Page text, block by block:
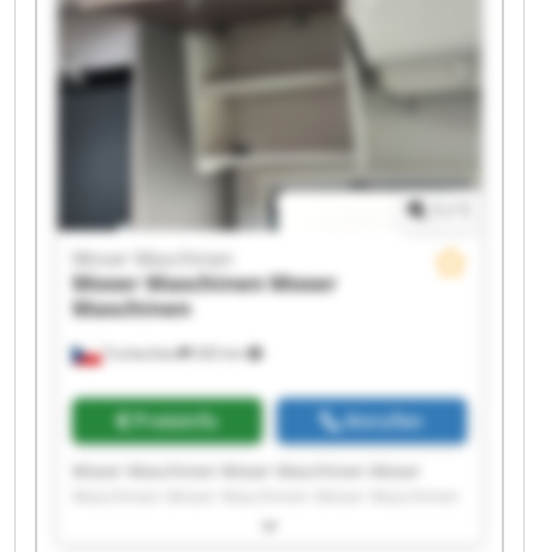
Tschechien 265 km
Moser Maschinen
Moser MaschinenMoser
Maschinen
Preisinfo Anrufen
Moser Maschinen Moser Maschinen Moser